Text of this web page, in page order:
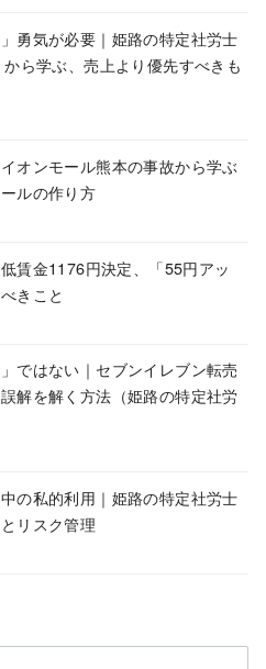
勇気が必要｜姫路の特定社労士
ら学ぶ、売上より優先すべきも
オンモール熊本の事故から学ぶ
ルの作り方
賃金1176円決定、「55円アッ
きこと
ではない｜セブンイレブン転売
解を解く方法（姫路の特定社労
の私的利用｜姫路の特定社労士
リスク管理